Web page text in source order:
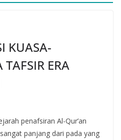
KUASA-
ERA
penafsiran Al-Qur’an
panjang dari pada yang